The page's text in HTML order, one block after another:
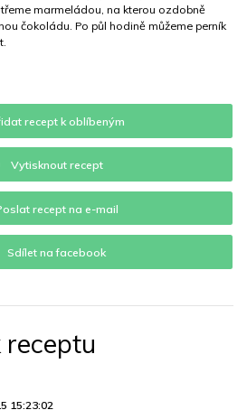
marmeládou, na kterou ozdobně
čokoládu. Po půl hodině můžeme perník
recept k oblíbeným
Vytisknout recept
recept na e-mail
Sdílet na facebook
receptu
15:23:02